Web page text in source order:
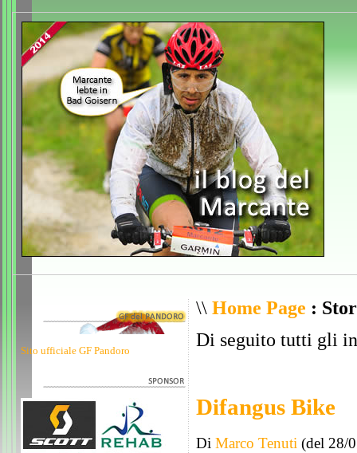
Sito ufficiale GF Pandoro
\\ Home Page :
Di seguito tutti gli
Difangus Bike
Di Marco Tenuti (del 28/